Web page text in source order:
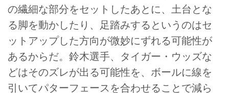
の繊細な部分をセットしたあとに、土台とな
る脚を動かしたり、足踏みするというのはセ
ットアップした方向が微妙にずれる可能性が
あるからだ。鈴木選手、タイガー・ウッズな
どはそのズレが出る可能性を、ボールに線を
引いてパターフェースを合わせることで減ら